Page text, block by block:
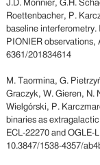
J.D. Monnier, G.H.
Roettenbacher, P.
baseline
PIONIER observations,
6361/201834614
M. Taormina, G.
Graczyk, W. Gieren, N.
Wielgórski, P.
binaries as
ECL-22270 and OGLE-
10.3847/1538-4357/